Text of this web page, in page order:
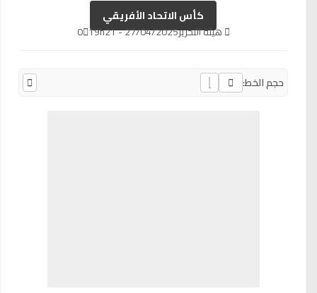
كأس الاتحاد الأفريقي
هيئة التحرير27/04/2025 - 19h21
0
حجم الخط: